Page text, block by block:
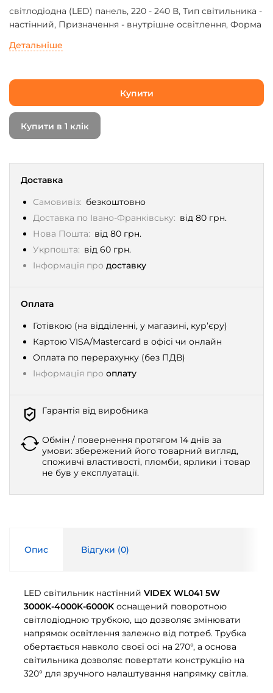
Доставка
Самовивіз: безкоштовно
Доставка по Івано-Франківську: від 80 грн.
Нова Пошта: від 80 грн.
Укрпошта: від 60 грн.
Інформація про доставку
Оплата
Готівкою (на відділенні, у магазині, кур’єру)
Картою VISA/Mastercard в офісі чи онлайн
Оплата по перерахунку (без ПДВ)
Інформація про оплату
Гарантія від виробника
Обмін / повернення протягом 14 днів за
умови: збережений його товарний вигляд,
споживчі властивості, пломби, ярлики і товар
не був у експлуатації.
світлодіодна (LED) панель, 220 - 240 В, Тип світильника -
настінний, Призначення - внутрішне освітлення, Форма
500 Лм, 3000 - 6000 K, Smart-керування - немає, білий
Детальніше
Купити
Купити в 1 клік
Опис Відгуки (0)
LED світильник настінний VIDEX WL041 5W
3000K-4000K-6000K оснащений поворотною
світлодіодною трубкою, що дозволяє змінювати
напрямок освітлення залежно від потреб. Трубка
обертається навколо своєї осі на 270°, а основа
світильника дозволяє повертати конструкцію на
320° для зручного налаштування напрямку світла.